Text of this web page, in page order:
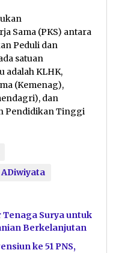
Sama (PKS) antara
Peduli dan
satuan
adalah KLHK,
(Kemenag),
dan
Pendidikan Tinggi
Surya untuk
Berkelanjutan
ke 51 PNS,